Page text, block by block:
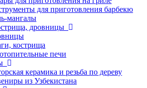
для приготовления барбекю
мангалы
дровницы
кострища
печи
керамика и резьба по дереву
из Узбекистана